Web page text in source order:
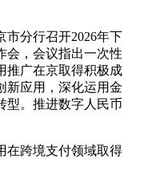
市分行召开2026年下
会，会议指出一次性
推广在京取得积极成
新应用，深化运用金
型。推进数字人民币
在跨境支付领域取得